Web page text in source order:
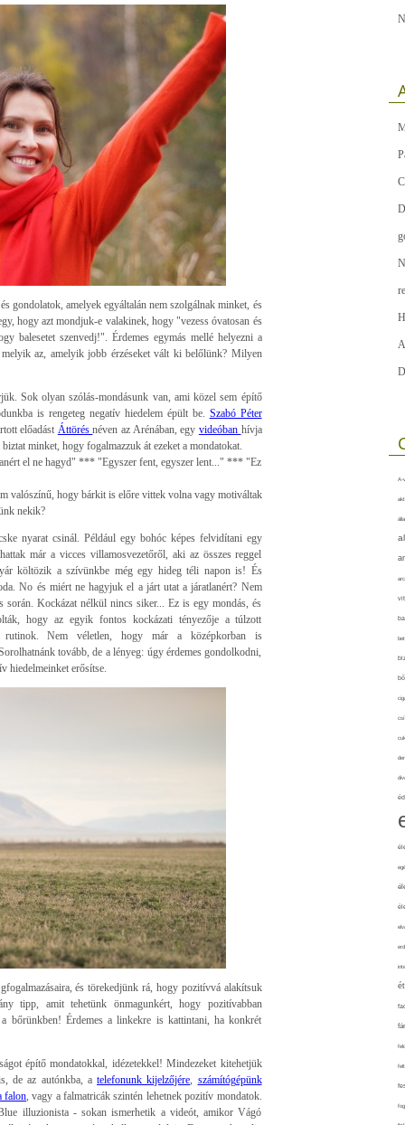
gondolatok, amelyek egyáltalán nem szolgálnak minket, és
hogy azt mondjuk-e valakinek, hogy "vezess óvatosan és
balesetet szenvedj!". Érdemes egymás mellé helyezni a
melyik az, amelyik jobb érzéseket vált ki belőlünk? Milyen
Sok olyan szólás-mondásunk van, ami közel sem építő
is rengeteg negatív hiedelem épült be. Szabó Péter
előadást Áttörésnéven az Arénában, egy videóban hívja
minket, hogy fogalmazzuk át ezeket a mondatokat.
el ne hagyd" *** "Egyszer fent, egyszer lent..." *** "Ez
valószínű, hogy bárkit is előre vittek volna vagy motiváltak
nekik?
nyarat csinál. Például egy bohóc képes felvidítani egy
már a vicces villamosvezetőről, aki az összes reggel
költözik a szívünkbe még egy hideg téli napon is! És
No és miért ne hagyjuk el a járt utat a járatlanért? Nem
során. Kockázat nélkül nincs siker... Ez is egy mondás, és
hogy az egyik fontos kockázati tényezője a túlzott
rutinok. Nem véletlen, hogy már a középkorban is
tovább, de a lényeg: úgy érdemes gondolkodni,
hiedelmeinket erősítse.
és törekedjünk rá, hogy pozitívvá alakítsuk
tipp, amit tehetünk önmagunkért, hogy pozitívabban
bőrünkben! Érdemes a linkekre is kattintani, ha konkrét
építő mondatokkal, idézetekkel! Mindezeket kitehetjük
de az autónkba, a telefonunk kijelzőjére
számítógépünk
falon , vagy a falmatricák szintén lehetnek pozitív mondatok.
illuzionista - sokan ismerhetik a videót, amikor Vágó
A-